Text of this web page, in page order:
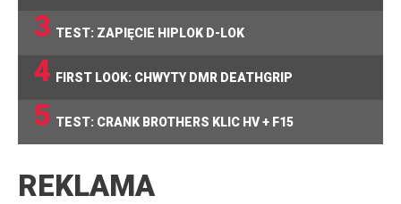
3 TEST: ZAPIĘCIE HIPLOK D-LOK
4 FIRST LOOK: CHWYTY DMR DEATHGRIP
5 TEST: CRANK BROTHERS KLIC HV + F15
REKLAMA